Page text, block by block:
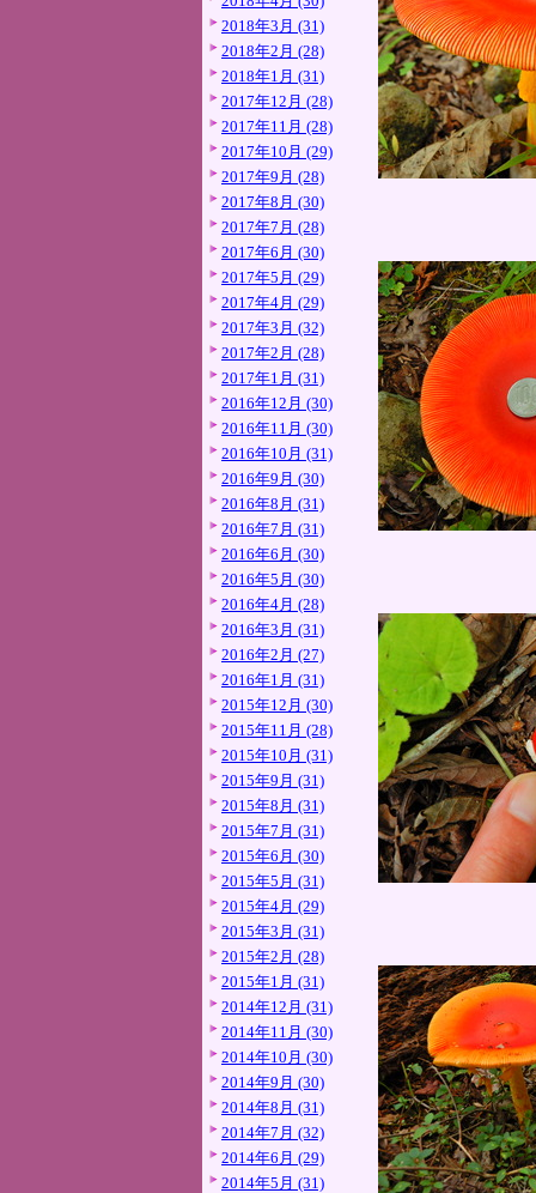
2018年3月 (31)
2018年2月 (28)
2018年1月 (31)
2017年12月 (28)
2017年11月 (28)
2017年10月 (29)
2017年9月 (28)
2017年8月 (30)
2017年7月 (28)
2017年6月 (30)
2017年5月 (29)
2017年4月 (29)
2017年3月 (32)
2017年2月 (28)
2017年1月 (31)
2016年12月 (30)
2016年11月 (30)
2016年10月 (31)
2016年9月 (30)
2016年8月 (31)
2016年7月 (31)
2016年6月 (30)
2016年5月 (30)
2016年4月 (28)
2016年3月 (31)
2016年2月 (27)
2016年1月 (31)
2015年12月 (30)
2015年11月 (28)
2015年10月 (31)
2015年9月 (31)
2015年8月 (31)
2015年7月 (31)
2015年6月 (30)
2015年5月 (31)
2015年4月 (29)
2015年3月 (31)
2015年2月 (28)
2015年1月 (31)
2014年12月 (31)
2014年11月 (30)
2014年10月 (30)
2014年9月 (30)
2014年8月 (31)
2014年7月 (32)
2014年6月 (29)
2014年5月 (31)